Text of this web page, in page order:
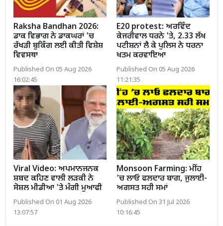
Raksha Bandhan 2026:
ਡਾਕ ਵਿਭਾਗ ਨੇ ਡਾਕਘਰਾਂ 'ਚ
ਰੱਖੜੀ ਬੁਕਿੰਗ ਲਈ ਕੀਤੀ ਵਿਸ਼ੇਸ਼
ਵਿਵਸਥਾ
Published On 05 Aug 2026
16:02:45
E20 protest: ਅਰਵਿੰਦ
ਕੇਜਰੀਵਾਲ ਧਰਨੇ 'ਤੇ, 2.33 ਲੱਖ
ਪਟੀਸ਼ਨਾਂ ਲੈ ਕੇ ਪੁਲਿਸ ਨੇ ਧਰਨਾ
ਖਤਮ ਕਰਵਾਇਆ
Published On 05 Aug 2026
11:21:35
Viral Video: ਅਪਮਾਨਜਨਕ
ਸ਼ਬਦ ਕਹਿਣ ਵਾਲੀ ਲੜਕੀ ਨੇ
ਸੋਸ਼ਲ ਮੀਡੀਆ 'ਤੇ ਮੰਗੀ ਮੁਆਫੀ
Published On 01 Aug 2026
13:07:57
Monsoon Farming: ਮੀਂਹ
’ਚ ਲਾਓ ਫਲਦਾਰ ਬਾਗ, ਜੁਲਾਈ-
ਅਗਸਤ ਸਹੀ ਸਮਾਂ
Published On 31 Jul 2026
10:16:45